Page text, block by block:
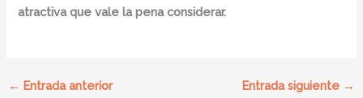
atractiva que vale la pena considerar.
← Entrada anterior Entrada siguiente →